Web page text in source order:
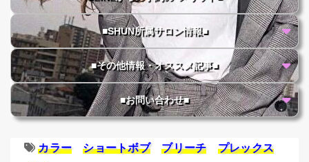
■SHUN所属サロン情報■
■その他情報・オススメ記事■
■お問い合わせ■
カラー ショートボブ ブリーチ
プレックス